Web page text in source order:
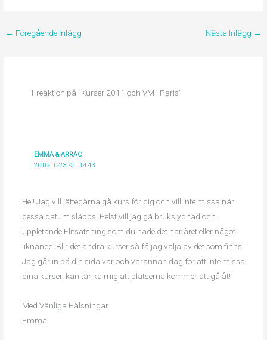
← Föregående Inlägg Nästa Inlägg →
1 reaktion på ”Kurser 2011 och VM i Paris”
EMMA & ARRAC
2010-10-23 KL. 14:43
Hej! Jag vill jättegärna gå kurs för dig och vill inte missa när
dessa datum släpps! Helst vill jag gå brukslydnad och
uppletande Elitsatsning som du hade det här året eller något
liknande. Blir det andra kurser så få jag välja av det som finns!
Jag går in på din sida var och varannan dag för att inte missa
dina kurser, kan tänka mig att platserna kommer att gå åt!
Med Vänliga Hälsningar
Emma